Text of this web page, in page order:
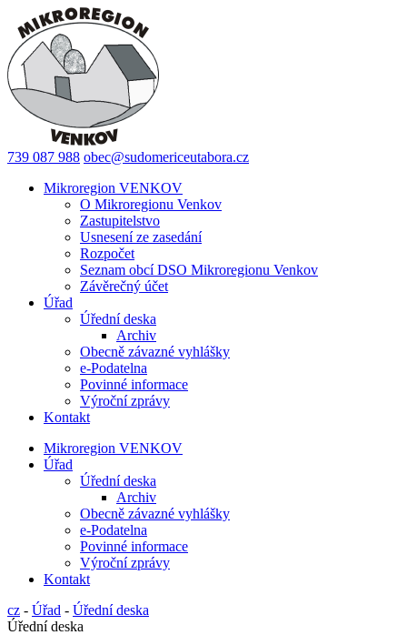
739 087 988 obec@sudomericeutabora.cz
Mikroregion VENKOV
O Mikroregionu Venkov
Zastupitelstvo
Usnesení ze zasedání
Rozpočet
Seznam obcí DSO Mikroregionu Venkov
Závěrečný účet
Úřad
Úřední deska
Archiv
Obecně závazné vyhlášky
e-Podatelna
Povinné informace
Výroční zprávy
Kontakt
Mikroregion VENKOV
Úřad
Úřední deska
Archiv
Obecně závazné vyhlášky
e-Podatelna
Povinné informace
Výroční zprávy
Kontakt
cz - Úřad - Úřední deska
Úřední deska